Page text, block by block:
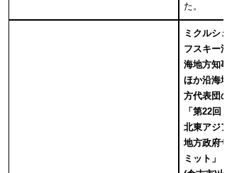
た。
ミクルシェ
フスキー沿
海地方知事
ほか沿海地
方代表団の
「第22回
北東アジア
地方政府サ
ミット」